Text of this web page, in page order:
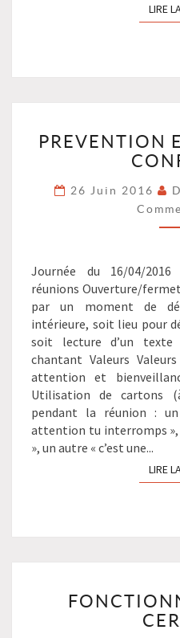
LIRE
PREVENTION
26 Juin 2016
Journée du 16/04/
réunions Ouverture/
par un moment de
intérieure, soit lieu pour
soit lecture d’un
chantant Valeurs
attention et
Utilisation de cartons
pendant la réunion :
attention tu interromps »,
», un autre « c’est une...
LIRE